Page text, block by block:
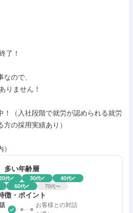
ので、
（入社段階で就労が認められる就労
の採用実績あり）
多い年齢層
代 30代 40代
60代 70代〜
徴・ポイント
お客様との対話